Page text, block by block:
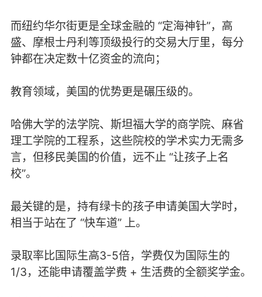
而纽约华尔街更是全球金融的 “定海神针”，高
盛、摩根士丹利等顶级投行的交易大厅里，每分
钟都在决定数十亿资金的流向；
教育领域，美国的优势更是碾压级的。
哈佛大学的法学院、斯坦福大学的商学院、麻省
理工学院的工程系，这些院校的学术实力无需多
言，但移民美国的价值，远不止 “让孩子上名
校”。
最关键的是，持有绿卡的孩子申请美国大学时，
相当于站在了 “快车道” 上。
录取率比国际生高3-5倍，学费仅为国际生的
1/3，还能申请覆盖学费 + 生活费的全额奖学金。